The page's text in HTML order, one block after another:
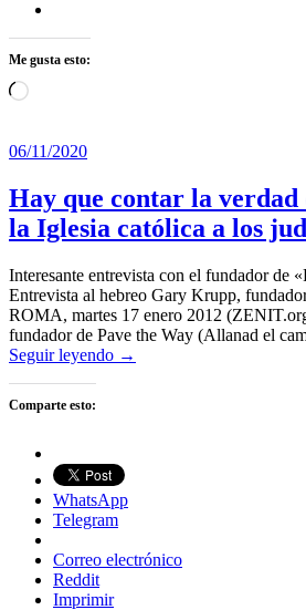
Me gusta esto:
Cargando...
06/11/2020
Hay que contar la verdad
la Iglesia católica a los
Interesante entrevista con el fundador de
Entrevista al hebreo Gary Krupp,
ROMA, martes 17 enero 2012
fundador de Pave the Way (Allanad el
Seguir leyendo →
Comparte esto:
WhatsApp
Telegram
Correo electrónico
Reddit
Imprimir